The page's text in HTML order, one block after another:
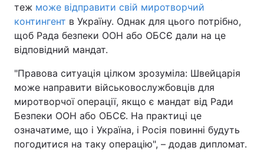
теж може відправити свій миротворчий
контингент в Україну. Однак для цього потрібно,
щоб Рада безпеки ООН або ОБСЄ дали на це
відповідний мандат.
"Правова ситуація цілком зрозуміла: Швейцарія
може направити військовослужбовців для
миротворчої операції, якщо є мандат від Ради
Безпеки ООН або ОБСЄ. На практиці це
означатиме, що і Україна, і Росія повинні будуть
погодитися на таку операцію", – додав дипломат.